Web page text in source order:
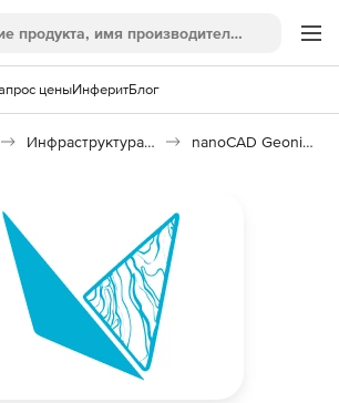
ценыИнферитБлог
Инфраструктура: изыскания, генплан, транспорт nanoCAD GeoniCS 25 для Linux